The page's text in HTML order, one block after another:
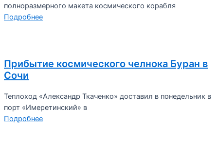
полноразмерного макета космического корабля
Подробнее
Прибытие космического челнока Буран в
Сочи
Теплоход «Александр Ткаченко» доставил в понедельник в
порт «Имеретинский» в
Подробнее